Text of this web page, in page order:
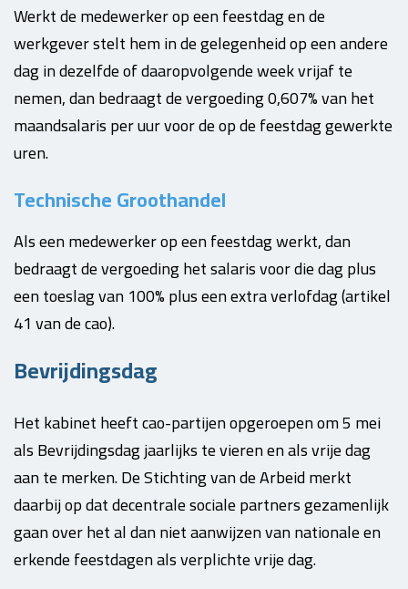
Werkt de medewerker op een feestdag en de
werkgever stelt hem in de gelegenheid op een andere
dag in dezelfde of daaropvolgende week vrijaf te
nemen, dan bedraagt de vergoeding 0,607% van het
maandsalaris per uur voor de op de feestdag gewerkte
uren.
Technische Groothandel
Als een medewerker op een feestdag werkt, dan
bedraagt de vergoeding het salaris voor die dag plus
een toeslag van 100% plus een extra verlofdag (artikel
41 van de cao).
Bevrijdingsdag
Het kabinet heeft cao-partijen opgeroepen om 5 mei
als Bevrijdingsdag jaarlijks te vieren en als vrije dag
aan te merken. De Stichting van de Arbeid merkt
daarbij op dat decentrale sociale partners gezamenlijk
gaan over het al dan niet aanwijzen van nationale en
erkende feestdagen als verplichte vrije dag.